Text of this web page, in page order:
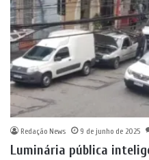
Redação News 9 de junho de 2025
Luminária pública